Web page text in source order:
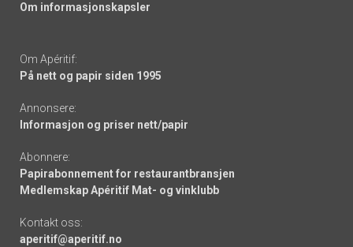
Om informasjonskapsler
Om Apéritif:
På nett og papir siden 1995
Annonsere:
Informasjon og priser nett/papir
Abonnere:
Papirabonnement for restaurantbransjen
Medlemskap Apéritif Mat- og vinklubb
Kontakt oss:
aperitif@aperitif.no